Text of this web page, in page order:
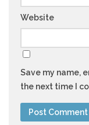
Website
Save my name,
the next time I